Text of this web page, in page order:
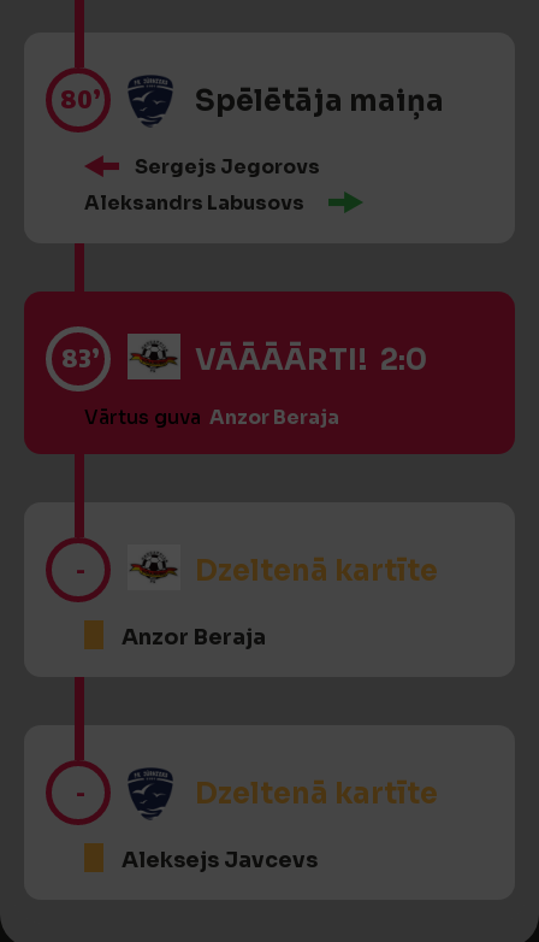
80’ Spēlētāja maiņa
Sergejs Jegorovs
Aleksandrs Labusovs
83’ VĀĀĀĀRTI! 2:0
Vārtus guva Anzor Beraja
- Dzeltenā kartīte
Anzor Beraja
- Dzeltenā kartīte
Aleksejs Javcevs